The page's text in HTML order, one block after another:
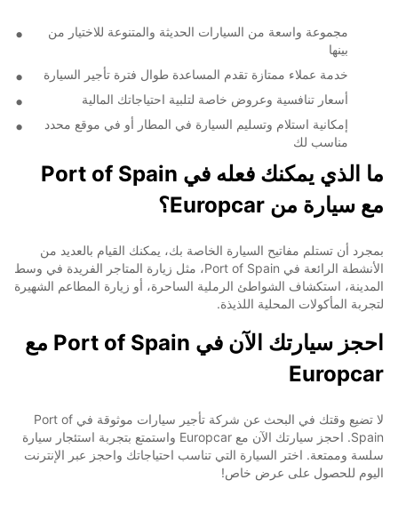
مجموعة واسعة من السيارات الحديثة والمتنوعة للاختيار من
بينها
خدمة عملاء ممتازة تقدم المساعدة طوال فترة تأجير السيارة
أسعار تنافسية وعروض خاصة لتلبية احتياجاتك المالية
إمكانية استلام وتسليم السيارة في المطار أو في موقع محدد
مناسب لك
ما الذي يمكنك فعله في Port of Spain
مع سيارة من Europcar؟
بمجرد أن تستلم مفاتيح السيارة الخاصة بك، يمكنك القيام بالعديد من
الأنشطة الرائعة في Port of Spain، مثل زيارة المتاجر الفريدة في وسط
المدينة، استكشاف الشواطئ الرملية الساحرة، أو زيارة المطاعم الشهيرة
لتجربة المأكولات المحلية اللذيذة.
احجز سيارتك الآن في Port of Spain مع
Europcar
لا تضيع وقتك في البحث عن شركة تأجير سيارات موثوقة في Port of
Spain. احجز سيارتك الآن مع Europcar واستمتع بتجربة استئجار سيارة
سلسة وممتعة. اختر السيارة التي تناسب احتياجاتك واحجز عبر الإنترنت
اليوم للحصول على عرض خاص!